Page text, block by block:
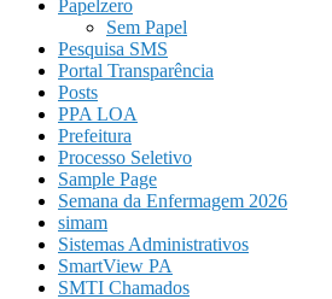
Papelzero
Sem Papel
Pesquisa SMS
Portal Transparência
Posts
PPA LOA
Prefeitura
Processo Seletivo
Sample Page
Semana da Enfermagem 2026
simam
Sistemas Administrativos
SmartView PA
SMTI Chamados